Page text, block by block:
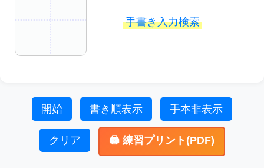
手書き入力検索
開始 書き順表示 手本非表示
クリア 🖨️ 練習プリント(PDF)